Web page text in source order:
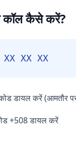
कॉल कैसे करें?
XX XX
डायल करें (आमतौर
+508 डायल करें